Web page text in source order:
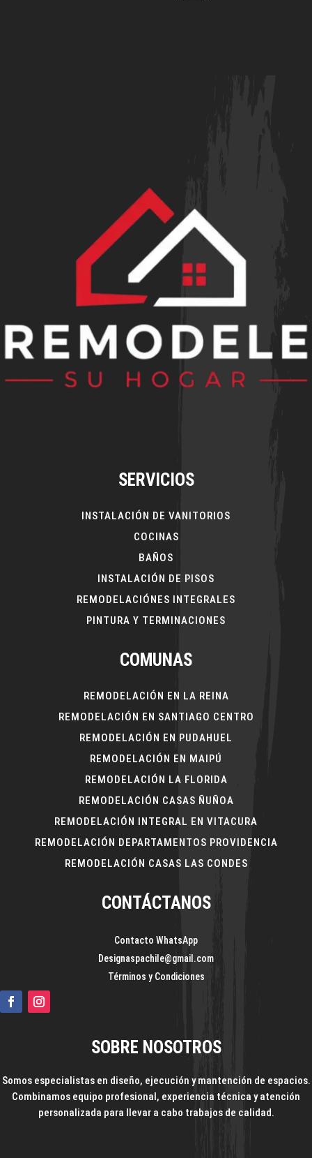
SERVICIOS
INSTALACIÓN DE VANITORIOS
COCINAS
BAÑOS
INSTALACIÓN DE PISOS
REMODELACIÓNES INTEGRALES
PINTURA Y TERMINACIONES
COMUNAS
REMODELACIÓN EN LA REINA
REMODELACIÓN EN SANTIAGO CENTRO
REMODELACIÓN EN PUDAHUEL
REMODELACIÓN EN MAIPÚ
REMODELACIÓN LA FLORIDA
REMODELACIÓN CASAS ÑUÑOA
REMODELACIÓN INTEGRAL EN VITACURA
REMODELACIÓN DEPARTAMENTOS PROVIDENCIA
REMODELACIÓN CASAS LAS CONDES
CONTÁCTANOS
Contacto WhatsApp
Designaspachile@gmail.com
Términos y Condiciones
SOBRE NOSOTROS
Somos especialistas en diseño, ejecución y mantención de espacios.
Combinamos equipo profesional, experiencia técnica y atención
personalizada para llevar a cabo trabajos de calidad.